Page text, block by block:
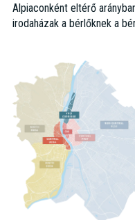
Alpiaconként eltérő
irodaházak a bérlőknek a